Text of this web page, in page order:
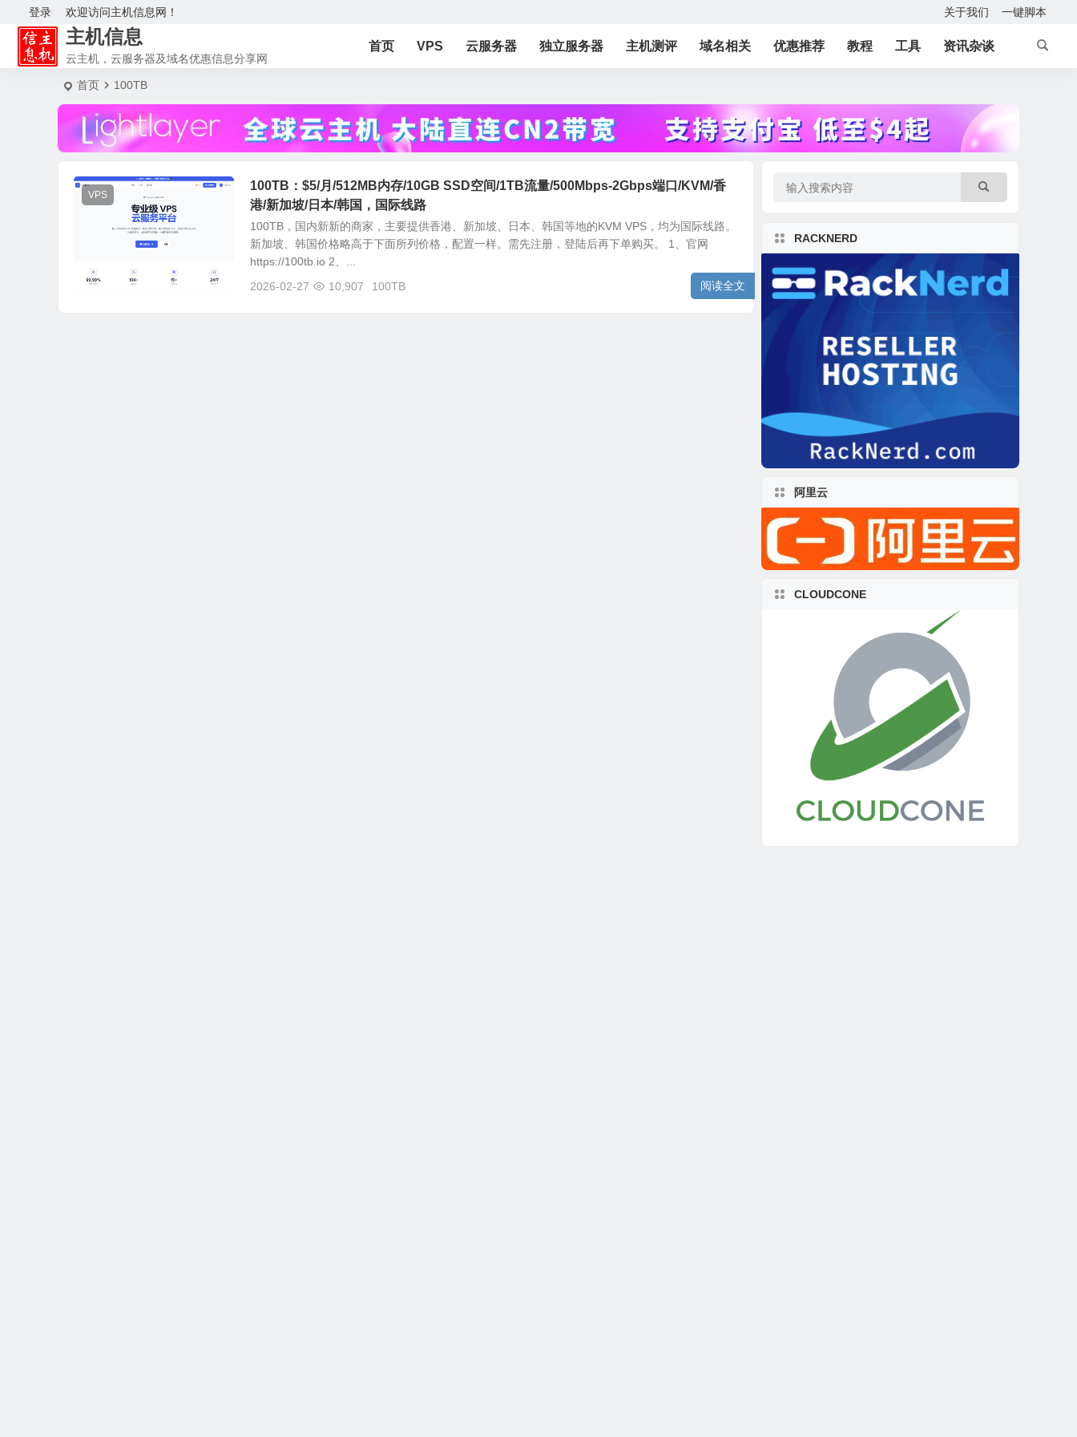
欢迎访问主机信息网！
登录 关于我们 一键脚本
主机信息
云主机，云服务器及域名优惠信息分享网
首页 VPS 云服务器 独立服务器 主机测评 域名相关 优惠推荐 教程 工具 资讯杂谈
首页 100TB
VPS
100TB：$5/月/512MB内存/10GB SSD空间/1TB流量/500Mbps-2Gbps端口/KVM/香
港/新加坡/日本/韩国，国际线路
100TB，国内新新的商家，主要提供香港、新加坡、日本、韩国等地的KVM VPS，均为国际线路。
新加坡、韩国价格略高于下面所列价格，配置一样。需先注册，登陆后再下单购买。 1、官网
https://100tb.io 2、...
2026-02-27
10,907 100TB 阅读全文
RACKNERD
阿里云
CLOUDCONE